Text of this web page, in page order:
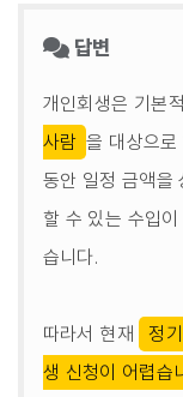
답변
개인회생은 기본
사람 을 대상으
동안 일정 금액을
할 수 있는 수입
습니다.
따라서 현재
정
생 신청이 어렵습